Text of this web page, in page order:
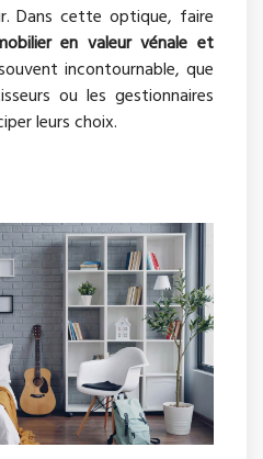
Dans cette optique, faire
en valeur vénale et
incontournable, que
ou les gestionnaires
leurs choix.